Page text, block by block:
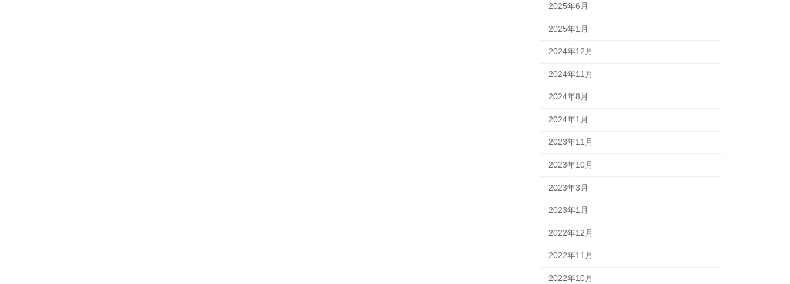
2025年6月
2025年1月
2024年12月
2024年11月
2024年8月
2024年1月
2023年11月
2023年10月
2023年3月
2023年1月
2022年12月
2022年11月
2022年10月